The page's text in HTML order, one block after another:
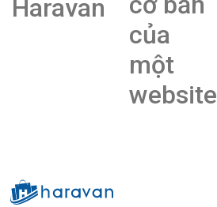
Haravan
của
một
website